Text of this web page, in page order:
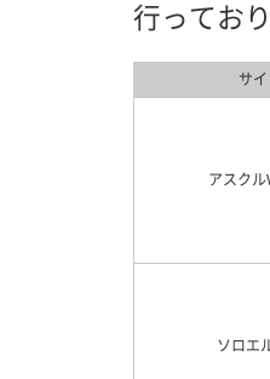
行ってお
サ
アスクル
ソロエ